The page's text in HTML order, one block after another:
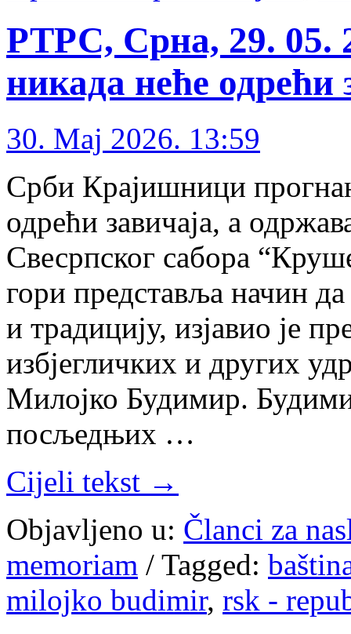
РТРС, Срна, 29. 05.
никада неће одрећи
30. Maj 2026. 13:59
Срби Крајишници
одрећи завичаја, а
Свесрпског сабора
гори представља начин да
и традицију, изјавио је
избјегличких и других
Милојко Будимир.
посљедњих …
Cijeli tekst →
Objavljeno u: Članci za
memoriam / Tagged:
milojko budimir, rsk -